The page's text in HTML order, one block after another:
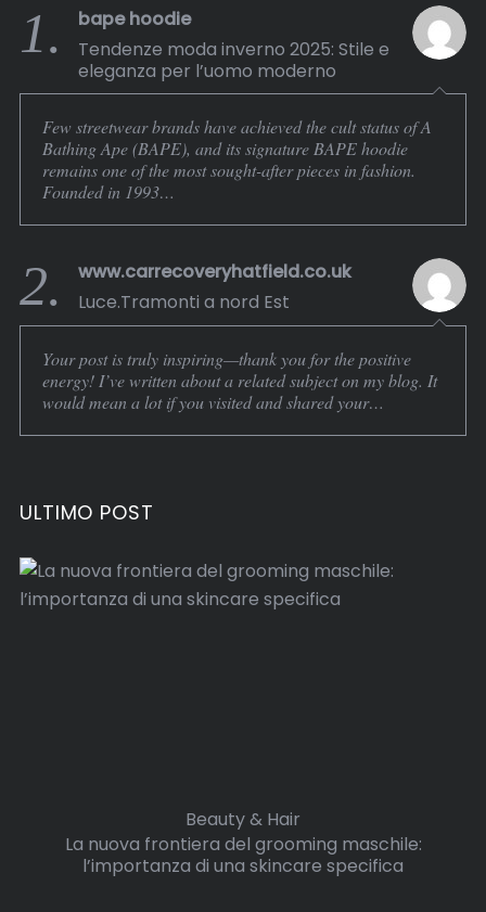
1.
bape hoodie
Tendenze moda inverno 2025: Stile e
eleganza per l’uomo moderno
Few streetwear brands have achieved the cult status of A
Bathing Ape (BAPE), and its signature BAPE hoodie
remains one of the most sought-after pieces in fashion.
Founded in 1993…
2.
www.carrecoveryhatfield.co.uk
Luce.Tramonti a nord Est
Your post is truly inspiring—thank you for the positive
energy! I’ve written about a related subject on my blog. It
would mean a lot if you visited and shared your…
ULTIMO POST
Beauty & Hair
La nuova frontiera del grooming maschile:
l’importanza di una skincare specifica